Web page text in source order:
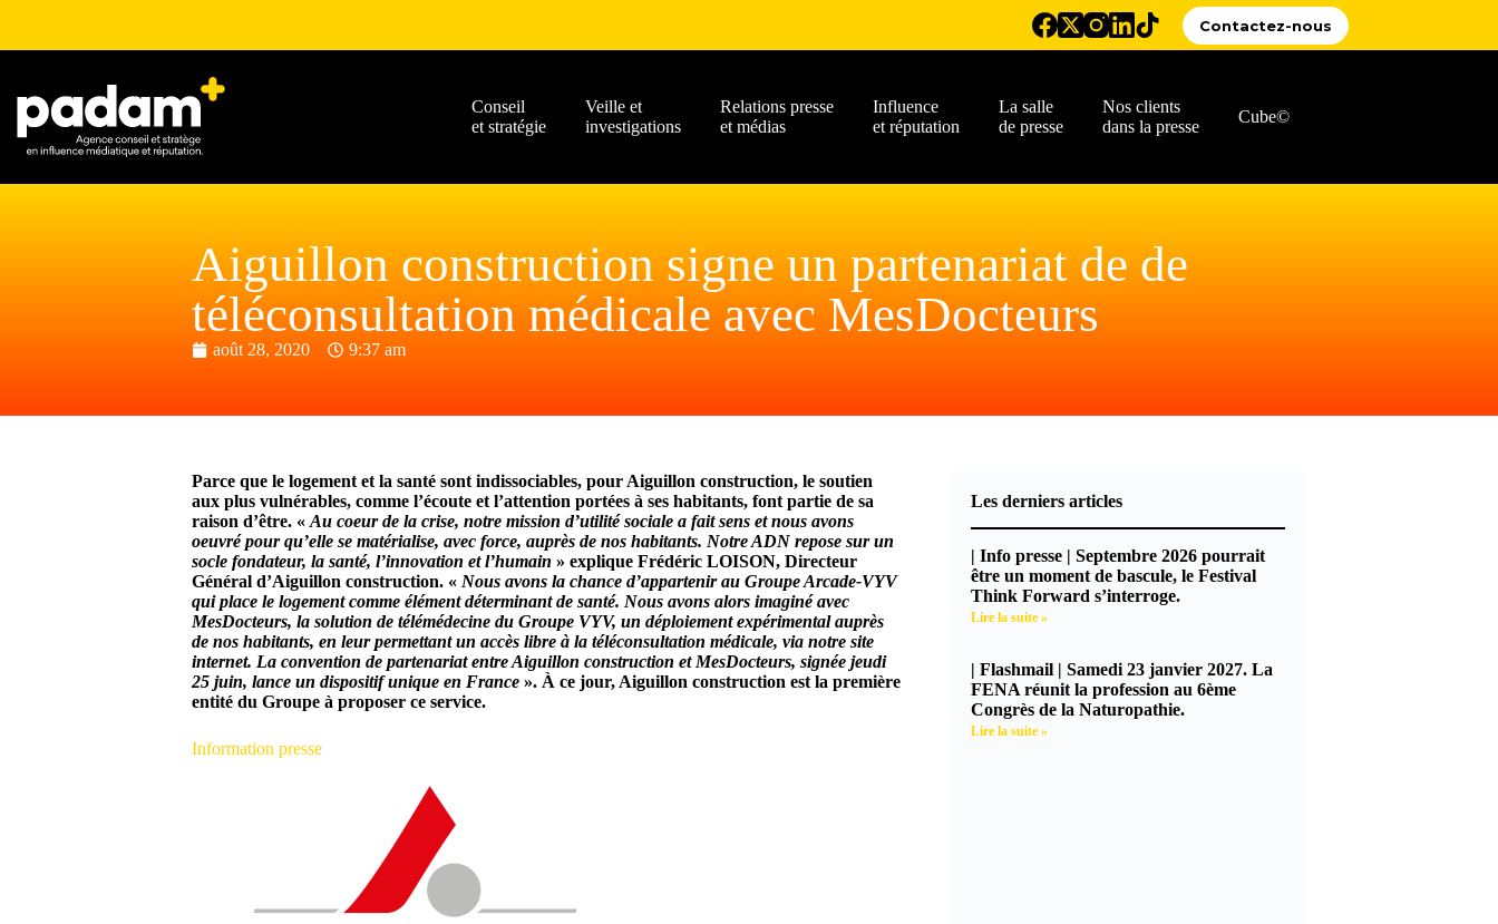
Contactez-nous
Conseil
et stratégie
Veille et
investigations
Relations presse
et médias
Influence
et réputation
La salle
de presse
Nos clients
dans la presse
Cube©
Aiguillon construction signe un partenariat de de
téléconsultation médicale avec MesDocteurs
août 28, 2020 9:37 am
Parce que le logement et la santé sont indissociables, pour Aiguillon construction, le soutien
aux plus vulnérables, comme l’écoute et l’attention portées à ses habitants, font partie de sa
raison d’être. « Au coeur de la crise, notre mission d’utilité sociale a fait sens et nous avons
oeuvré pour qu’elle se matérialise, avec force, auprès de nos habitants. Notre ADN repose sur un
socle fondateur, la santé, l’innovation et l’humain » explique Frédéric LOISON, Directeur
Général d’Aiguillon construction. « Nous avons la chance d’appartenir au Groupe Arcade-VYV
qui place le logement comme élément déterminant de santé. Nous avons alors imaginé avec
MesDocteurs, la solution de télémédecine du Groupe VYV, un déploiement expérimental auprès
de nos habitants, en leur permettant un accès libre à la téléconsultation médicale, via notre site
internet. La convention de partenariat entre Aiguillon construction et MesDocteurs, signée jeudi
25 juin, lance un dispositif unique en France ». À ce jour, Aiguillon construction est la première
entité du Groupe à proposer ce service.
Information presse
Les derniers articles
| Info presse | Septembre 2026 pourrait
être un moment de bascule, le Festival
Think Forward s’interroge.
Lire la suite »
| Flashmail | Samedi 23 janvier 2027. La
FENA réunit la profession au 6ème
Congrès de la Naturopathie.
Lire la suite »